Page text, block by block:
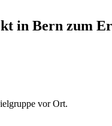
in Bern zum
vor Ort.